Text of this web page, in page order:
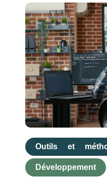
Outils et
Développement